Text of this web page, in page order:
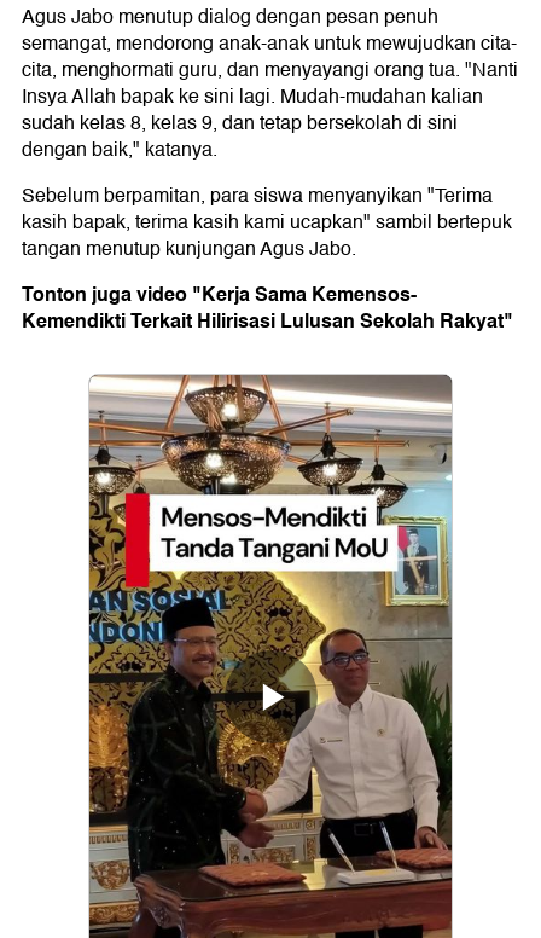
Agus Jabo menutup dialog dengan pesan penuh
semangat, mendorong anak-anak untuk mewujudkan cita-
cita, menghormati guru, dan menyayangi orang tua. "Nanti
Insya Allah bapak ke sini lagi. Mudah-mudahan kalian
sudah kelas 8, kelas 9, dan tetap bersekolah di sini
dengan baik," katanya.
Sebelum berpamitan, para siswa menyanyikan "Terima
kasih bapak, terima kasih kami ucapkan" sambil bertepuk
tangan menutup kunjungan Agus Jabo.
Tonton juga video "Kerja Sama Kemensos-
Kemendikti Terkait Hilirisasi Lulusan Sekolah Rakyat"